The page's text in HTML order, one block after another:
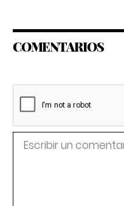
COMENTARIOS